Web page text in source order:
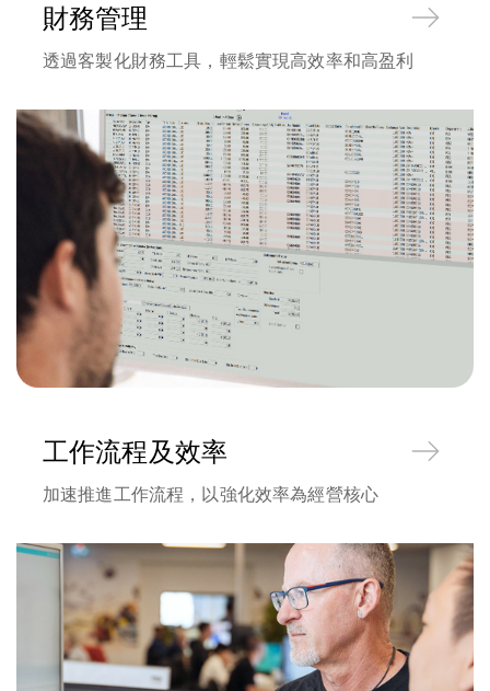
財務管理
透過客製化財務工具，輕鬆實現高效率和高盈利
工作流程及效率
加速推進工作流程，以強化效率為經營核心